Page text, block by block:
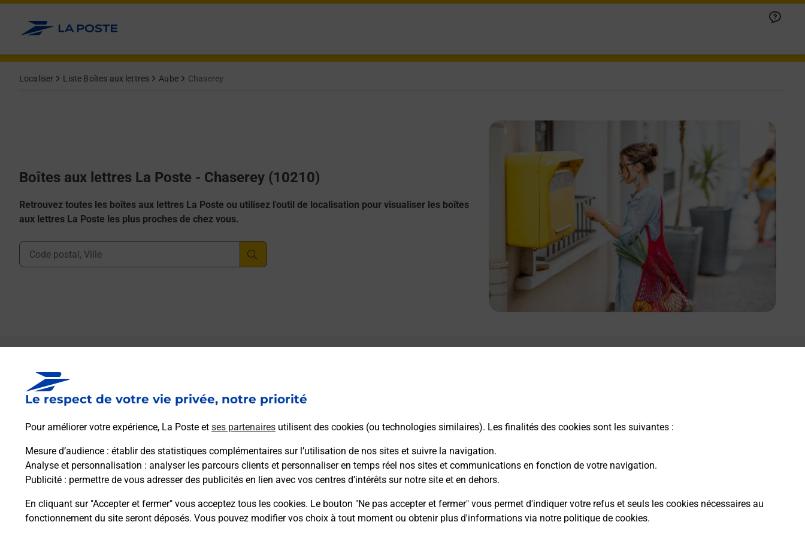
Le respect de votre vie privée, notre priorité
Pour améliorer votre expérience, La Poste et ses partenaires utilisent des cookies (ou technologies similaires). Les finalités des cookies sont les suivantes :
Mesure d’audience : établir des statistiques complémentaires sur l’utilisation de nos sites et suivre la navigation.
Analyse et personnalisation : analyser les parcours clients et personnaliser en temps réel nos sites et communications en fonction de votre navigation.
Publicité : permettre de vous adresser des publicités en lien avec vos centres d’intérêts sur notre site et en dehors.
En cliquant sur "Accepter et fermer" vous acceptez tous les cookies. Le bouton "Ne pas accepter et fermer" vous permet d'indiquer votre refus et seuls les cookies nécessaires au
fonctionnement du site seront déposés. Vous pouvez modifier vos choix à tout moment ou obtenir plus d'informations via notre politique de cookies.
Allez au contenu
Localiser Liste Boîtes aux lettres Aube Chaserey
Boîtes aux lettres La Poste - Chaserey (10210)
Retrouvez toutes les boîtes aux lettres La Poste ou utilisez l'outil de localisation pour visualiser les boîtes
aux lettres La Poste les plus proches de chez vous.
Ville, Département, Code Postal
Boîte aux lettres La Poste
Prochaine collecte du courrier vendredià
10210 Chaserey
Itinéraire
2 Place De La Mairie
10210 Chaserey